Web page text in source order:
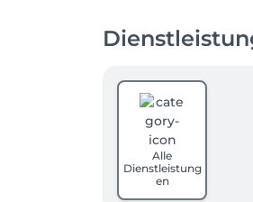
Alle
Dienstleistung
en